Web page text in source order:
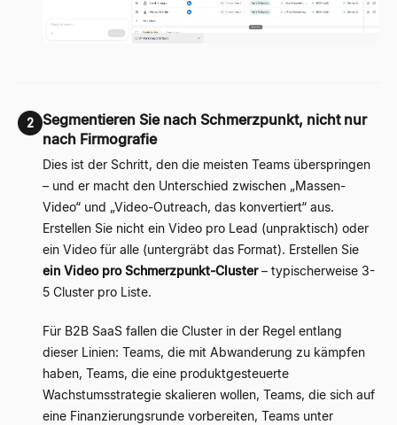
2
Segmentieren Sie nach Schmerzpunkt, nicht nur
nach Firmografie
Dies ist der Schritt, den die meisten Teams überspringen
– und er macht den Unterschied zwischen „Massen-
Video“ und „Video-Outreach, das konvertiert“ aus.
Erstellen Sie nicht ein Video pro Lead (unpraktisch) oder
ein Video für alle (untergräbt das Format). Erstellen Sie
ein Video pro Schmerzpunkt-Cluster– typischerweise 3-
5 Cluster pro Liste.
Für B2B SaaS fallen die Cluster in der Regel entlang
dieser Linien: Teams, die mit Abwanderung zu kämpfen
haben, Teams, die eine produktgesteuerte
Wachstumsstrategie skalieren wollen, Teams, die sich auf
eine Finanzierungsrunde vorbereiten, Teams unter